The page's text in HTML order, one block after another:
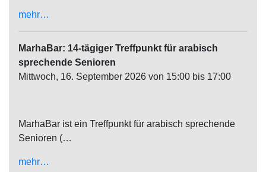
mehr…
MarhaBar: 14-tägiger Treffpunkt für arabisch
sprechende Senioren
Mittwoch, 16. September 2026 von 15:00 bis 17:00
MarhaBar ist ein Treffpunkt für arabisch sprechende
Senioren (…
mehr…